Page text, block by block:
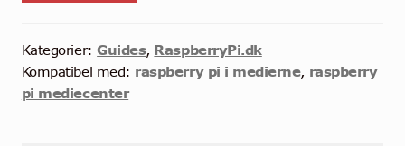
Kategorier:Guides, RaspberryPi.dk
Kompatibel med: raspberry pi i medierne, raspberry
pi mediecenter